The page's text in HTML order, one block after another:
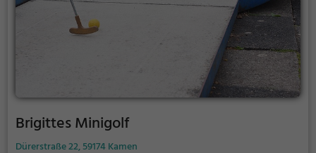
Brigittes Minigolf
Dürerstraße 22, 59174 Kamen